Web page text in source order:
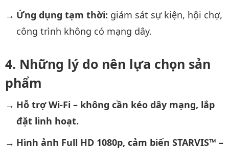
Ứng dụng tạm thời: giám sát sự kiện, hội chợ,
công trình không có mạng dây.
Những lý do nên lựa chọn sản
phẩm
Hỗ trợ Wi-Fi – không cần kéo dây mạng, lắp
đặt linh hoạt.
Hình ảnh Full HD 1080p, cảm biến STARVIS™ –